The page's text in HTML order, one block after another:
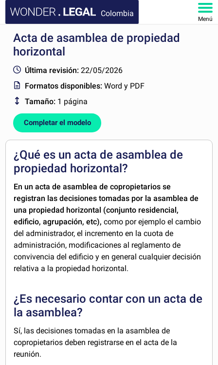
Colombia
Menú
INICIO
FAQ
MI CUENTA
Acta de asamblea de propiedad
horizontal
Última revisión: 22/05/2026
Formatos disponibles:Word y PDF
Tamaño: 1 página
Completar el modelo
¿Qué es un acta de asamblea de
propiedad horizontal?
En un acta de asamblea de copropietarios se
registran las decisiones tomadas por la asamblea de
una propiedad horizontal (conjunto residencial,
edificio, agrupación, etc), como por ejemplo el cambio
del administrador, el incremento en la cuota de
administración, modificaciones al reglamento de
convivencia del edificio y en general cualquier decisión
relativa a la propiedad horizontal.
¿Es necesario contar con un acta de
la asamblea?
Sí, las decisiones tomadas en la asamblea de
copropietarios deben registrarse en el acta de la
reunión.